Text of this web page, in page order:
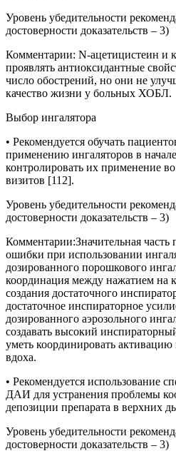
Уровень убедительности
достоверности доказательств – 3)
Комментарии: N-ацетицистеин и
проявлять антиоксидантные
число обострений, но они не
качество жизни у больных ХОБЛ.
Выбор ингалятора
• Рекомендуется обучать
применению ингаляторов в
контролировать их применение
визитов [112].
Уровень убедительности
достоверности доказательств – 3)
Комментарии:Значительная
ошибки при использовании
дозированного порошкового
координация между нажатием на
создания достаточного
достаточное инспираторное
дозированного аэрозольного
создавать высокий
уметь координировать активацию
вдоха.
• Рекомендуется использование
ДАИ для устранения проблемы
депозиции препарата в верхних
Уровень убедительности
достоверности доказательств – 3)